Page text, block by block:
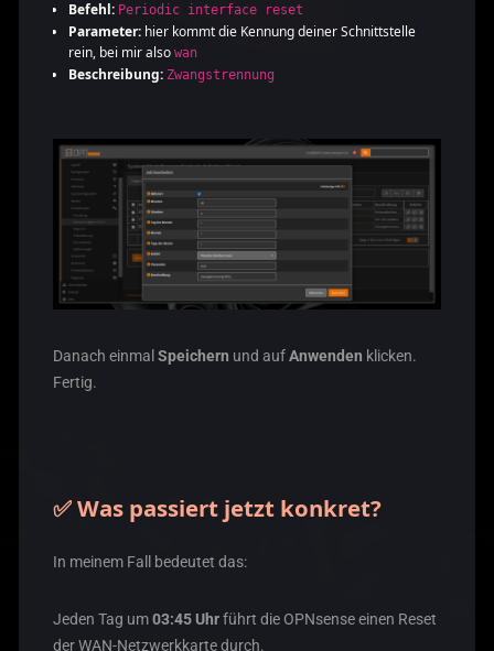
Befehl: Periodic interface reset
Parameter:hier kommt die Kennung deiner Schnittstelle
rein, bei mir also wan
Beschreibung: Zwangstrennung
Danach einmal Speichern und aufAnwenden klicken.
Fertig.
✅ Was passiert jetzt konkret?
In meinem Fall bedeutet das:
Jeden Tag um03:45 Uhrführt die OPNsense einen Reset
der WAN-Netzwerkkarte durch.